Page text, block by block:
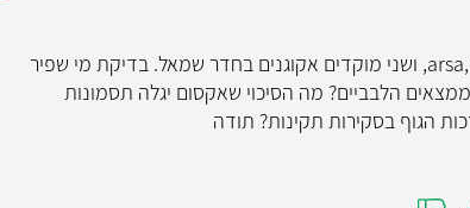
בוקר טוב, בסקירת מערכות+ אקו לב עובר נמצאו arsa, vsd, ושני מוקדים אקוגנים בחדר שמאל. בדיקת מי שפיר
הלבביים? מה הסיכוי שאקסום יגלה תסמונות
הגוף בסקירות תקינות? תודה